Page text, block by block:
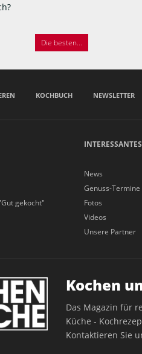
Die besten...
KOCHBUCH NEWSLETTER
gekocht"
News
Genuss-Termine
Fotos
Videos
Unsere Partner
Kochen
Das Magazin für
Küche -
Kontaktieren Sie